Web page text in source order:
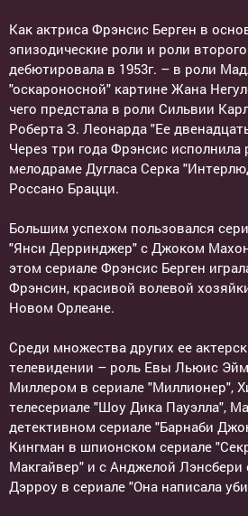
Как актриса Фрэнсис Берген в
эпизодические роли и роли
дебютировала в 1953г. – в роли
"оскароносной" картине Жана
чего предстала в роли Сильвии
Роберта З. Леонарда "Ее
Через три года Фрэнсис
мелодраме Дугласа Серка
Россано Брацци.
Большим успехом пользовался
"Янси Дерринджер" с Джоком
этом сериале Фрэнсис Берген
Фрэнсин, красивой волевой
Новом Орлеане.
Среди множества других ее
телевидении – роль Евы Льюис
Миллером в сериале "Миллионер",
телесериале "Шоу Дика Пауэлла",
детективном сериале "Барнаби
Кингман в шпионском сериале
Макгайвер" и с Анджелой
Дэрроу в сериале "Она написала